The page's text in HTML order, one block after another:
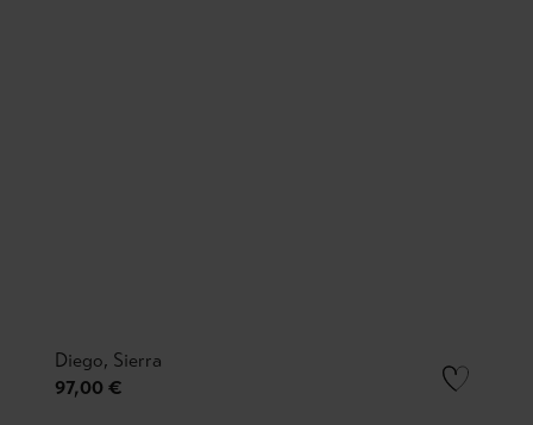
Diego, Sierra
97,00 €